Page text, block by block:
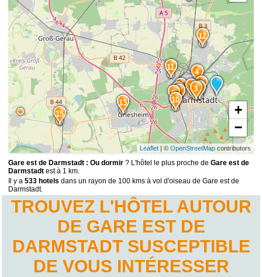
15
13
12
11
10
987
6 5
4
32
1
+
−
Leaflet| © OpenStreetMapcontributors
Gare est de Darmstadt : Ou dormir ? L'hôtel le plus proche deGare est de
Darmstadt est à 1 km.
Il y a533 hotels dans un rayon de 100 kms à vol d'oiseau de Gare est de
Darmstadt.
TROUVEZ L'HÔTEL AUTOUR
DE GARE EST DE
DARMSTADT SUSCEPTIBLE
DE VOUS INTÉRESSER